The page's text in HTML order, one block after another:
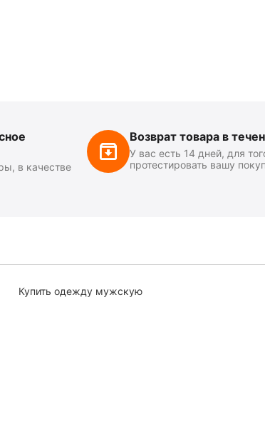
в качестве
Возврат товара в
У вас есть 14 дней, для
протестировать вашу
Купить одежду мужскую